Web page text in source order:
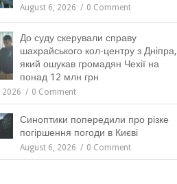
August 6, 2026 0 Comment
До суду скерували справу
шахрайського кол-центру з Дніпра,
який ошукав громадян Чехії на
понад 12 млн грн
2026 0 Comment
Синоптики попередили про різке
погіршення погоди в Києві
August 6, 2026 0 Comment